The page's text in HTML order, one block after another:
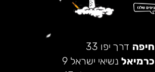
חיפה דרך יפו 33
כרמיאל נשיאי ישראל 9